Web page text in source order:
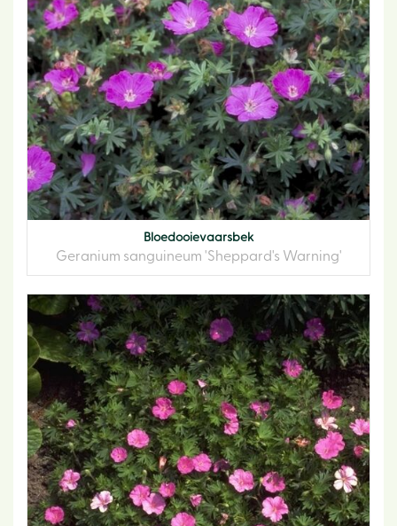
Bloedooievaarsbek
Geranium sanguineum 'Sheppard's Warning'